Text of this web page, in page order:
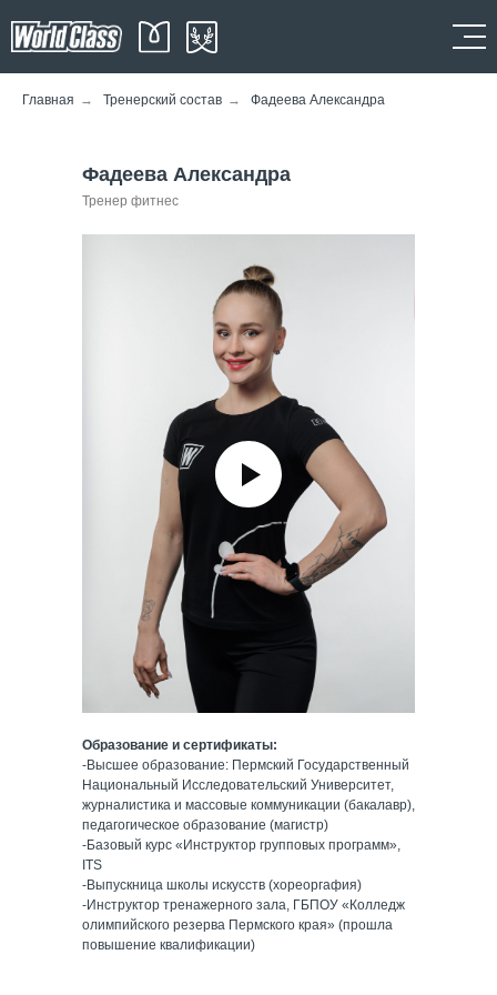
Главная → Тренерский состав → Фадеева Александра
Фадеева Александра
Тренер фитнес
Образование и сертификаты:
-Высшее образование: Пермский Государственный
Национальный Исследовательский Университет,
журналистика и массовые коммуникации (бакалавр),
педагогическое образование (магистр)
-Базовый курс «Инструктор групповых программ»,
ITS
-Выпускница школы искусств (хореоргафия)
-Инструктор тренажерного зала, ГБПОУ «Колледж
олимпийского резерва Пермского края» (прошла
повышение квалификации)